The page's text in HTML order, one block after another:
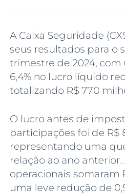
A Caixa Seguridade
seus resultados para o
trimestre de 2024,
6,4% no lucro líquido
totalizando R$ 770
O lucro antes de
participações foi de R$
representando uma
relação ao ano anterior.
operacionais somaram
uma leve redução de